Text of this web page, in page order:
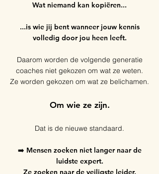
Wat niemand kan kopiëren...
...is wie jij bent wanneer jouw kennis
volledig door jou heen leeft.
Daarom worden de volgende generatie
coaches niet gekozen om wat ze weten.
Ze worden gekozen om wat ze belichamen.
Om wie ze zijn.
Dat is de nieuwe standaard.
➡️ Mensen zoeken niet langer naar de
luidste expert.
Ze zoeken naar de veiligste leider.